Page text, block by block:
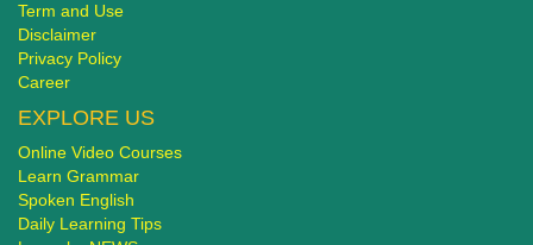
Term and Use
Disclaimer
Privacy Policy
Career
EXPLORE US
Online Video Courses
Learn Grammar
Spoken English
Daily Learning Tips